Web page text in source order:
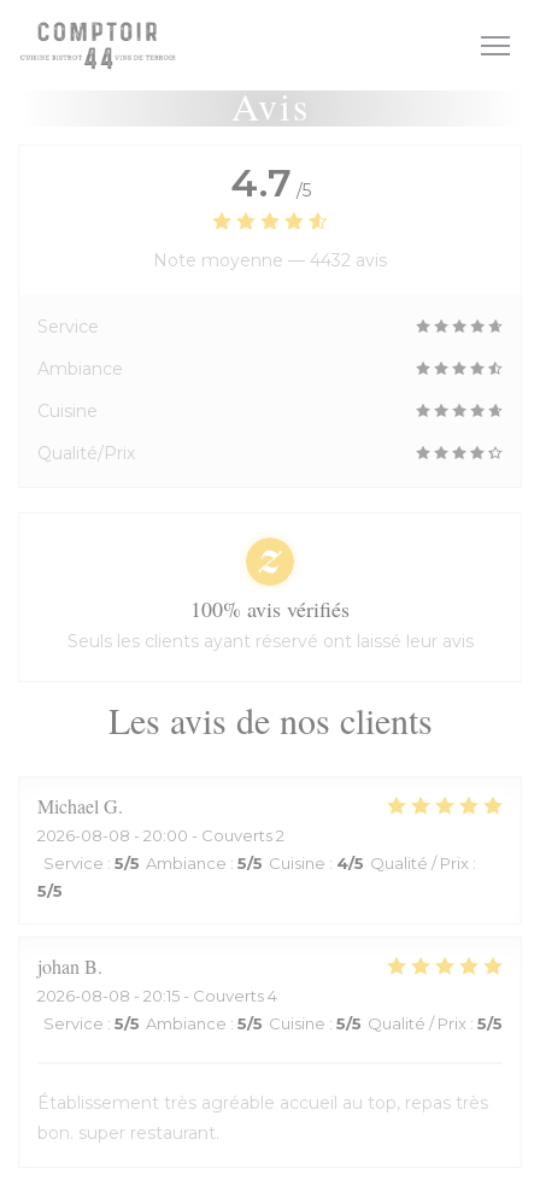
Personnalisation de vos choix en matière de cookies
Avis
Les avis de nos clients
Michael G
2026-08-08 - 20:00 - Couverts 2
Service : 5/5 Ambiance : 5/5 Cuisine : 4/5 Qualité / Prix :
5/5
johan B
2026-08-08 - 20:15 - Couverts 4
Service : 5/5 Ambiance : 5/5 Cuisine : 5/5 Qualité / Prix : 5/5
Établissement très agréable accueil au top, repas très
bon. super restaurant.
4.7 /5
Note moyenne — 4432 avis
Service
Ambiance
Cuisine
Qualité/Prix
100% avis vérifiés
Seuls les clients ayant réservé ont laissé leur avis